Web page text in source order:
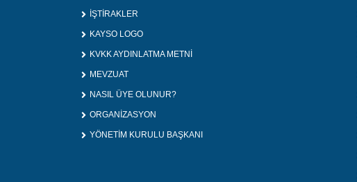
İŞTİRAKLER
KAYSO LOGO
KVKK AYDINLATMA METNİ
MEVZUAT
NASIL ÜYE OLUNUR?
ORGANİZASYON
YÖNETİM KURULU BAŞKANI